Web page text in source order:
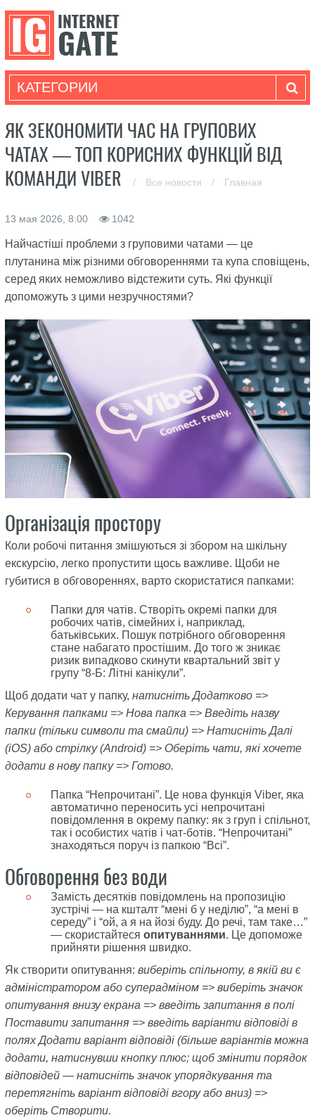
КАТЕГОРИИ
ЯК ЗЕКОНОМИТИ ЧАС НА ГРУПОВИХ
ЧАТАХ — ТОП КОРИСНИХ ФУНКЦІЙ ВІД
КОМАНДИ VIBER
/ Все новости / Главная
13 мая 2026, 8:00 1042
Найчастіші проблеми з груповими чатами — це
плутанина між різними обговореннями та купа сповіщень,
серед яких неможливо відстежити суть. Які функції
допоможуть з цими незручностями?
Організація простору
Коли робочі питання змішуються зі збором на шкільну
екскурсію, легко пропустити щось важливе. Щоби не
губитися в обговореннях, варто скористатися папками:
Папки для чатів. Створіть окремі папки для
робочих чатів, сімейних і, наприклад,
батьківських. Пошук потрібного обговорення
стане набагато простішим. До того ж зникає
ризик випадково скинути квартальний звіт у
групу “8-Б: Літні канікули”.
Щоб додати чат у папку, натисніть Додатково =>
Керування папками => Нова папка => Введіть назву
папки (тільки символи та смайли) => Натисніть Далі
(iOS) або стрілку(Android) => Оберіть чати, які хочете
додати в нову папку => Готово.
Папка “Непрочитані”. Це нова функція Viber, яка
автоматично переносить усі непрочитані
повідомлення в окрему папку: як з груп і спільнот,
так і особистих чатів і чат-ботів. “Непрочитані”
знаходяться поруч із папкою “Всі”.
Обговорення без води
Замість десятків повідомлень на пропозицію
зустрічі — на кшталт “мені б у неділю”, “а мені в
середу” і “ой, а я на йозі буду. До речі, там таке…”
— скористайтеся опитуваннями. Це допоможе
прийняти рішення швидко.
Як створити опитування: виберіть спільноту, в якій ви є
адміністратором або суперадміном => виберіть значок
опитування внизу екрана => введіть запитання в полі
Поставити запитання => введіть варіанти відповіді в
полях Додати варіант відповіді (більше варіантів можна
додати, натиснувши кнопку плюс; щоб змінити порядок
відповідей — натисніть значок упорядкування та
перетягніть варіант відповіді вгору або вниз) =>
оберіть Створити.